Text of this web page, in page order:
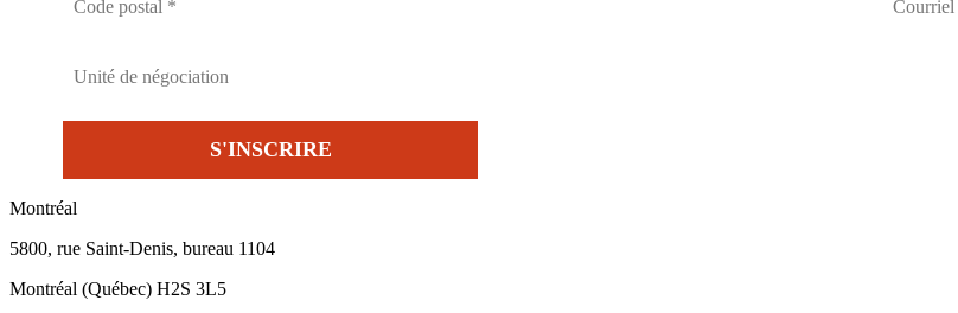
Montréal
5800, rue Saint-Denis, bureau 1104
Montréal (Québec) H2S 3L5